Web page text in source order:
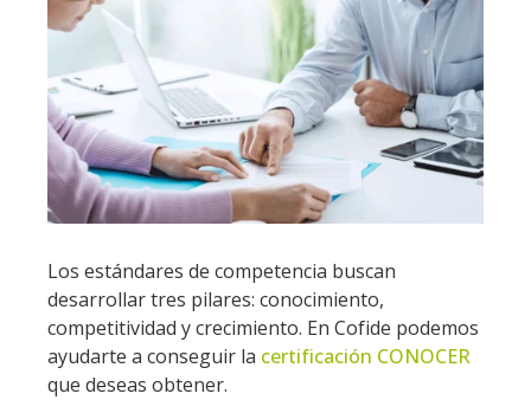
Los estándares de competencia buscan
desarrollar tres pilares: conocimiento,
competitividad y crecimiento. En Cofide podemos
ayudarte a conseguir la certificación CONOCER
que deseas obtener.